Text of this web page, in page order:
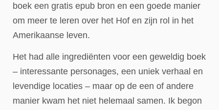
boek een gratis epub bron en een goede manier
om meer te leren over het Hof en zijn rol in het
Amerikaanse leven.
Het had alle ingrediënten voor een geweldig boek
– interessante personages, een uniek verhaal en
levendige locaties – maar op de een of andere
manier kwam het niet helemaal samen. Ik begon